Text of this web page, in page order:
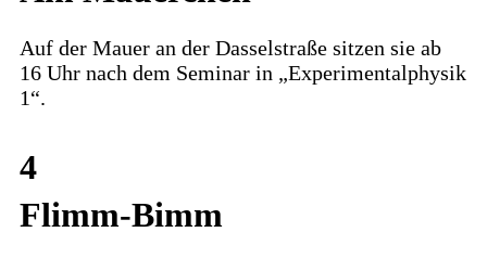
Auf der Mauer an der Dasselstraße sitzen sie ab
16 Uhr nach dem Seminar in „Experimentalphysik
1“.
4
Flimm-Bimm